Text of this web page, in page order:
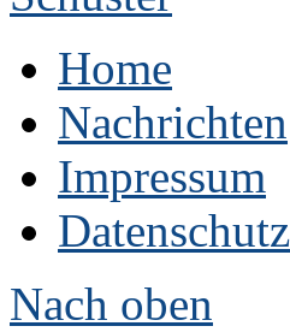
Home
Nachrichten
Impressum
Nach oben